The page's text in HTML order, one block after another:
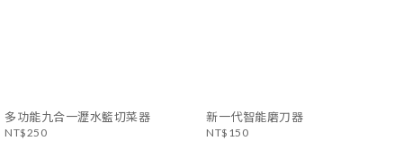
多功能九合一瀝水籃切菜器
NT$250
新一代智能磨刀器
NT$150